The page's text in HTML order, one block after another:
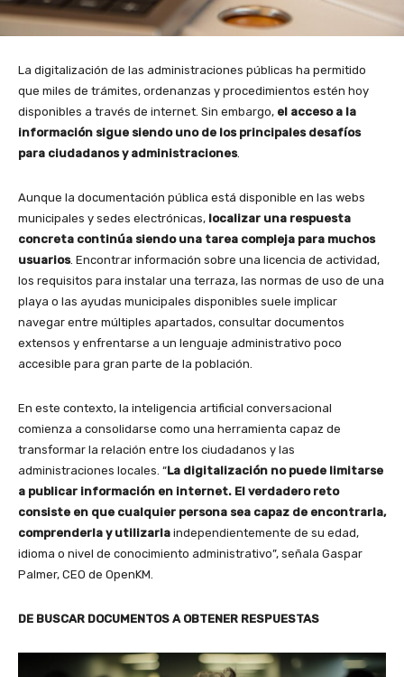
La digitalización de las administraciones públicas ha permitido
que miles de trámites, ordenanzas y procedimientos estén hoy
disponibles a través de internet. Sin embargo, el acceso a la
información sigue siendo uno de los principales desafíos
para ciudadanos y administraciones.
Aunque la documentación pública está disponible en las webs
municipales y sedes electrónicas, localizar una respuesta
concreta continúa siendo una tarea compleja para muchos
usuarios. Encontrar información sobre una licencia de actividad,
los requisitos para instalar una terraza, las normas de uso de una
playa o las ayudas municipales disponibles suele implicar
navegar entre múltiples apartados, consultar documentos
extensos y enfrentarse a un lenguaje administrativo poco
accesible para gran parte de la población.
En este contexto, la inteligencia artificial conversacional
comienza a consolidarse como una herramienta capaz de
transformar la relación entre los ciudadanos y las
administraciones locales. “La digitalización no puede limitarse
a publicar información en internet. El verdadero reto
consiste en que cualquier persona sea capaz de encontrarla,
comprenderla y utilizarla independientemente de su edad,
idioma o nivel de conocimiento administrativo”, señala Gaspar
Palmer, CEO de OpenKM.
DE BUSCAR DOCUMENTOS A OBTENER RESPUESTAS